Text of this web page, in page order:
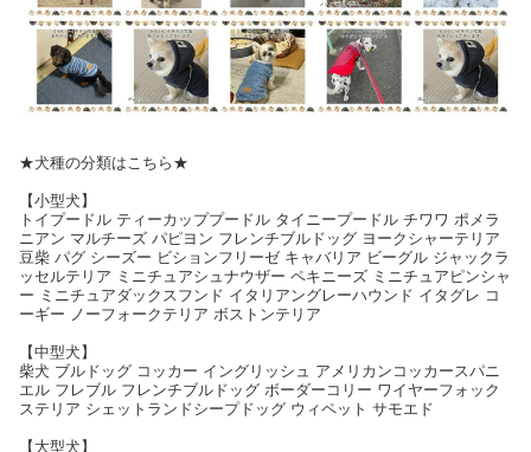
★犬種の分類はこちら★
【小型犬】
トイプードル ティーカッププードル タイニープードル チワワ ポメラ
ニアン マルチーズ パピヨン フレンチブルドッグ ヨークシャーテリア
豆柴 パグ シーズー ビションフリーゼ キャバリア ビーグル ジャックラ
ッセルテリア ミニチュアシュナウザー ペキニーズ ミニチュアピンシャ
ー ミニチュアダックスフンド イタリアングレーハウンド イタグレ コ
ーギー ノーフォークテリア ボストンテリア
【中型犬】
柴犬 ブルドッグ コッカー イングリッシュ アメリカンコッカースパニ
エル フレブル フレンチブルドッグ ボーダーコリー ワイヤーフォック
ステリア シェットランドシープドッグ ウィペット サモエド
【大型犬】